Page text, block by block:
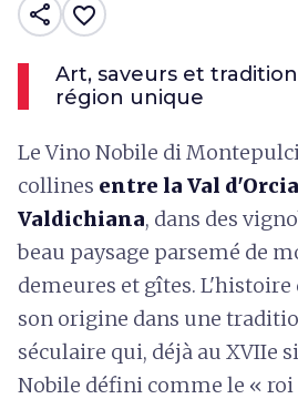
share favorite_border
Art, saveurs et
région unique
Le Vino Nobile di
collines entre la Val
Valdichiana, dans des
beau paysage parsemé de
demeures et gîtes. L'histoire
son origine dans une
séculaire qui, déjà au XVIIe
Nobile défini comme le « roi